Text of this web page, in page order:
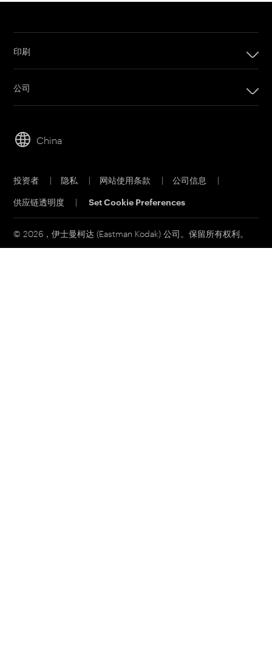
印刷
数码印刷产品
胶版印刷产品
客户门户网站
印刷电子邮件订阅
联系销售部门
公司
可持续发展
人才招聘
材料安全数据表
联系我们
China
投资者 | 隐私 | 网站使用条款 | 公司信息
|
供应链透明度
| Set Cookie Preferences
© 2026，伊士曼柯达 (Eastman Kodak) 公司。保留所有权利。